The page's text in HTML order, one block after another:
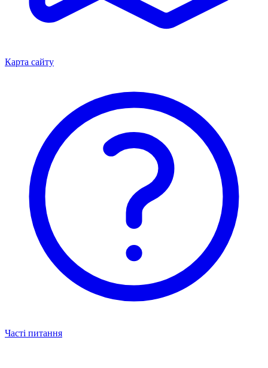
Карта сайту
Часті питання